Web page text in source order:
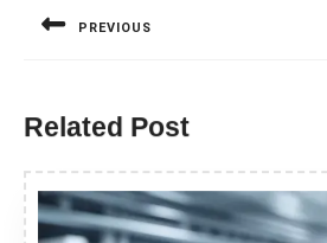
PREVIOUS
Related Post